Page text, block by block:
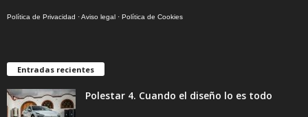
Política de Privacidad ·Aviso legal · Política de Cookies
Entradas recientes
Polestar 4. Cuando el diseño lo es todo